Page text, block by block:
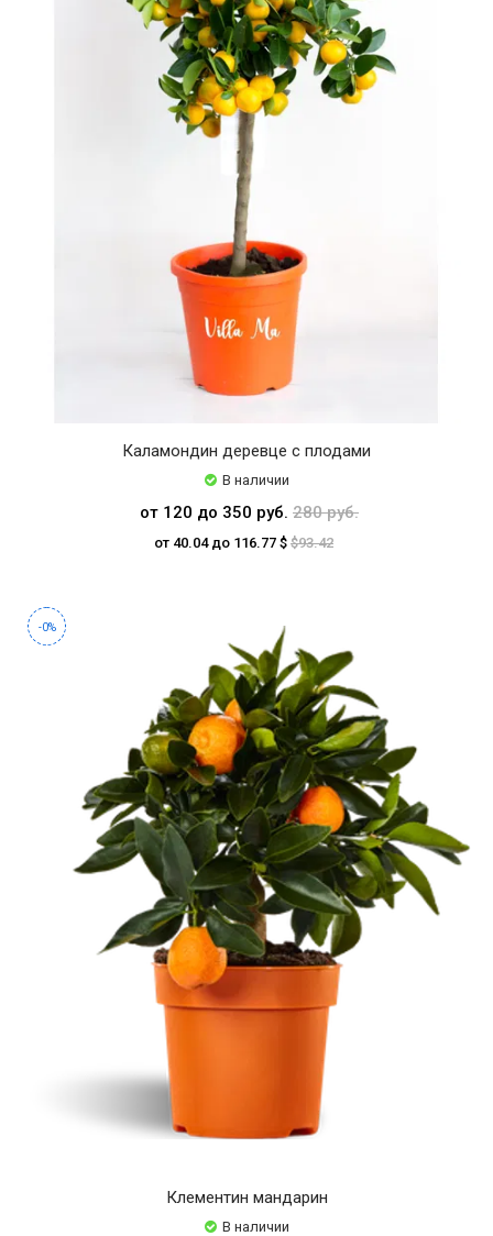
Каламондин деревце с плодами
В наличии
от 120 до 350 руб. 280 руб.
от 40.04 до 116.77 $ $93.42
-0%
Клементин мандарин
В наличии